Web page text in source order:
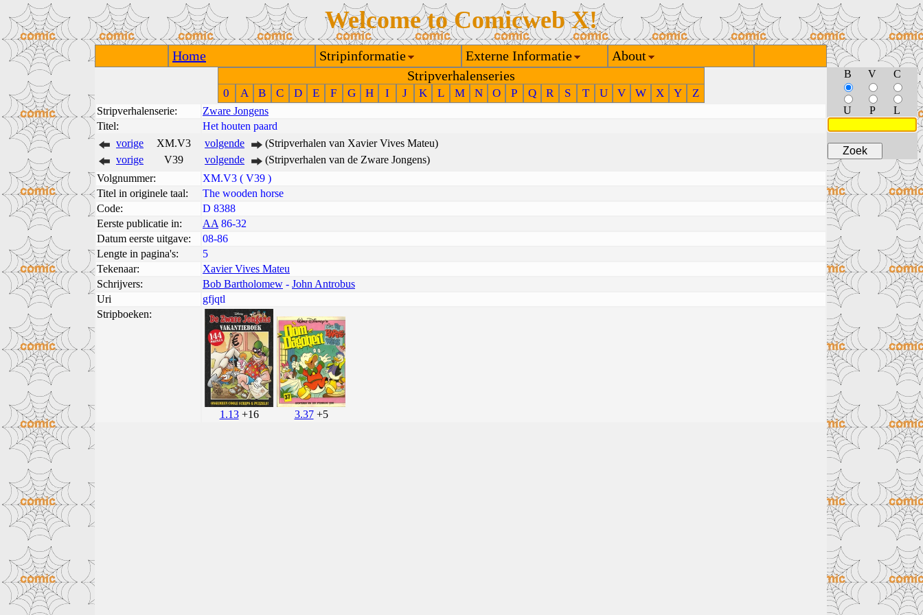
Welcome to Comicweb X!
Home Stripinformatie Externe Informatie
About
Stripverhalenseries
0 A B C D E F G H I J K L M N O P Q R S T U V W X Y Z
Stripverhalenserie:
Zware Jongens
Titel:
Het houten paard
vorige
XM.V3 volgende
(Stripverhalen van Xavier Vives Mateu)
vorige
V39 volgende
(Stripverhalen van de Zware Jongens)
Volgnummer:
XM.V3 ( V39 )
Titel in originele taal:
The wooden horse
Code:
D 8388
Eerste publicatie in:
AA 86-32
Datum eerste uitgave:
08-86
Lengte in pagina's:
5
Tekenaar:
Xavier Vives Mateu
Schrijvers:
Bob Bartholomew - John Antrobus
Uri
gfjqtl
Stripboeken:
1.13+16 3.37+5
B V C
U P L